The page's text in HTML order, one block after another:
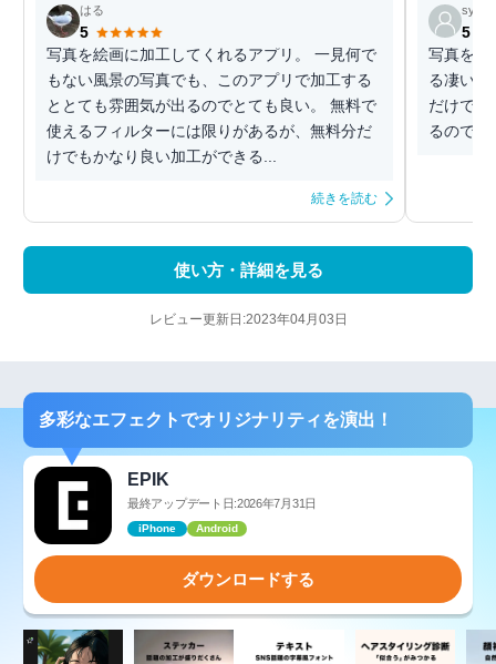
はる
5
写真を絵画に加工してくれるアプリ。 一見何で
もない風景の写真でも、このアプリで加工する
ととても雰囲気が出るのでとても良い。 無料で
使えるフィルターには限りがあるが、無料分だ
けでもかなり良い加工ができる...
続きを読む
5
写真を様
る凄いア
だけでも
るので使
使い方・詳細を見る
レビュー更新日:2023年04月03日
多彩なエフェクトでオリジナリティを演出！
EPIK
最終アップデート日:2026年7月31日
iPhone Android
ダウンロードする